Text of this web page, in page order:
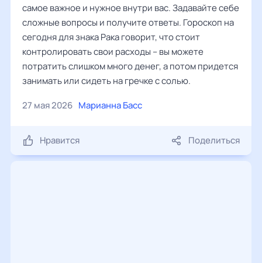
самое важное и нужное внутри вас. Задавайте себе
сложные вопросы и получите ответы. Гороскоп на
сегодня для знака Рака говорит, что стоит
контролировать свои расходы – вы можете
потратить слишком много денег, а потом придется
занимать или сидеть на гречке с солью.
27 мая 2026 Марианна Басс
Нравится Поделиться